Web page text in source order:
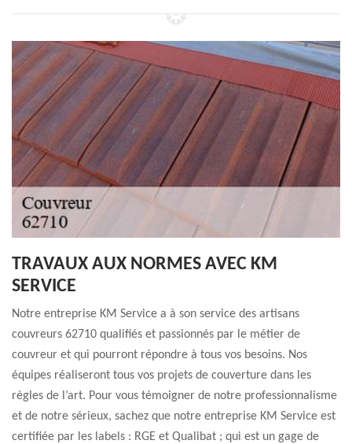
TRAVAUX AUX NORMES AVEC KM
SERVICE
Notre entreprise KM Service a à son service des artisans
couvreurs 62710 qualifiés et passionnés par le métier de
couvreur et qui pourront répondre à tous vos besoins. Nos
équipes réaliseront tous vos projets de couverture dans les
règles de l’art. Pour vous témoigner de notre professionnalisme
et de notre sérieux, sachez que notre entreprise KM Service est
certifiée par les labels : RGE et Qualibat ; qui est un gage de